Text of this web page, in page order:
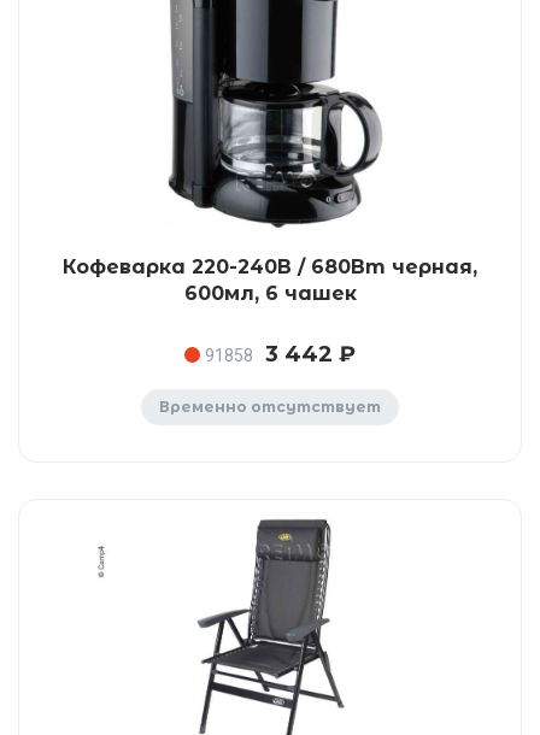
Кофеварка 220-240В / 680Вт черная,
600мл, 6 чашек
91858 3 442 ₽
Временно отсутствует